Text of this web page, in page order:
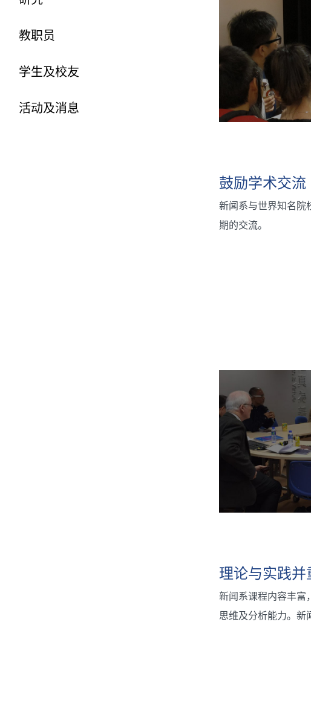
教职员
学生及校友
活动及消息
鼓励学术交流
新闻系与世界知名院
期的交流。
理论与实践并
新闻系课程内容丰富
思维及分析能力。新